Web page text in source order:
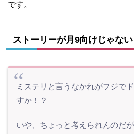
です。
ストーリーが月9向けじゃない
ミステリと言うなかれがフジで
すか！？
いや、ちょっと考えられんのだ